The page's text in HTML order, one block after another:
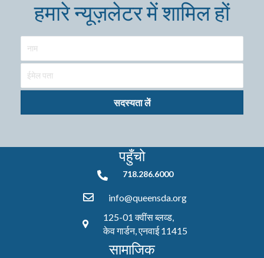
हमारे न्यूज़लेटर में शामिल हों
सदस्यता लें
पहुँचो
718.286.6000718.286.6000
info@queensda.org
125-01 क्वींस ब्लव्ड,
केव गार्डन, एनवाई 11415
सामाजिक